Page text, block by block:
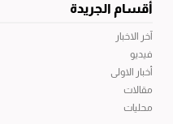
أقسام الجريدة
آخر الاخبار
فيديو
أخبار الاولى
مقالات
محليات